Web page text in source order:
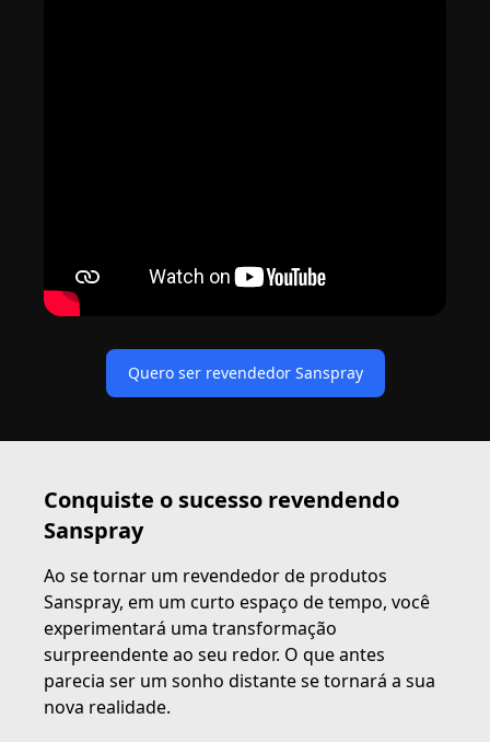
Quero ser revendedor Sanspray
Conquiste o sucesso revendendo
Sanspray
Ao se tornar um revendedor de produtos
Sanspray, em um curto espaço de tempo, você
experimentará uma transformação
surpreendente ao seu redor. O que antes
parecia ser um sonho distante se tornará a sua
nova realidade.